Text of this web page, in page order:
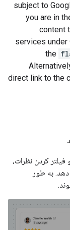
subject to
you are in
content
services
the
direct link to the
کردن نظرات،
به طور